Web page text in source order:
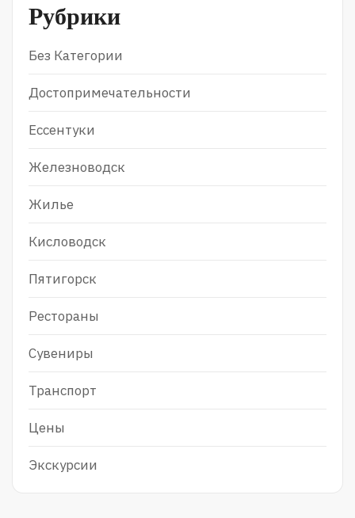
Рубрики
Без Категории
Достопримечательности
Ессентуки
Железноводск
Жилье
Кисловодск
Пятигорск
Рестораны
Сувениры
Транспорт
Цены
Экскурсии